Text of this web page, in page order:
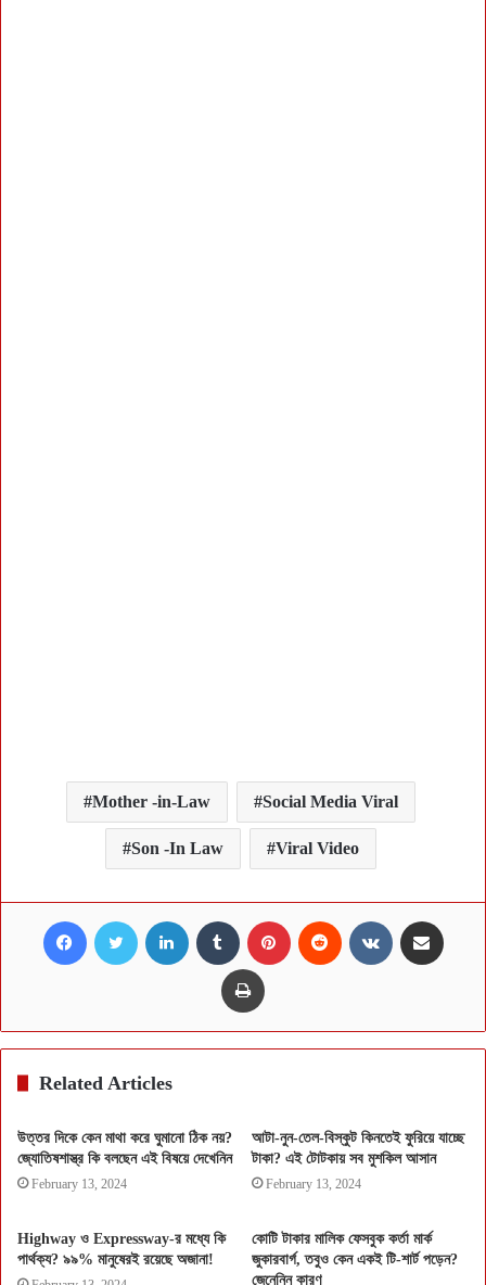
Mother -in-Law Social Media Viral
Son -In Law Viral Video
Facebook Twitter LinkedIn Tumblr Pinterest Reddit VKontakte
Print
Related Articles
উত্তর দিকে কেন মাথা করে ঘুমানো ঠিক নয়?
জ্যোতিষশাস্ত্র কি বলছেন এই বিষয়ে দেখেনিন
February 13, 2024
আটা-নুন-তেল-বিস্কুট কিনতেই ফুরিয়ে যাচ্ছে
টাকা? এই টোটকায় সব মুশকিল আসান
February 13, 2024
Highway ও Expressway-র মধ্যে কি
পার্থক্য? ৯৯% মানুষেরই রয়েছে অজানা!
কোটি টাকার মালিক ফেসবুক কর্তা মার্ক
জুকারবার্গ, তবুও কেন একই টি-শার্ট পড়েন?
জেনেনিন কারণ